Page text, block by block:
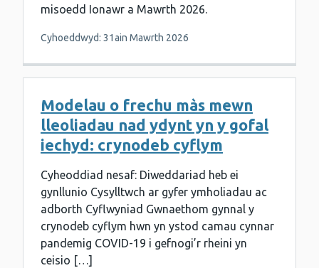
misoedd Ionawr a Mawrth 2026.
Cyhoeddwyd: 31ain Mawrth 2026
Modelau o frechu màs mewn
lleoliadau nad ydynt yn y gofal
iechyd: crynodeb cyflym
Cyheoddiad nesaf: Diweddariad heb ei
gynllunio Cysylltwch ar gyfer ymholiadau ac
adborth Cyflwyniad Gwnaethom gynnal y
crynodeb cyflym hwn yn ystod camau cynnar
pandemig COVID-19 i gefnogi’r rheini yn
ceisio […]